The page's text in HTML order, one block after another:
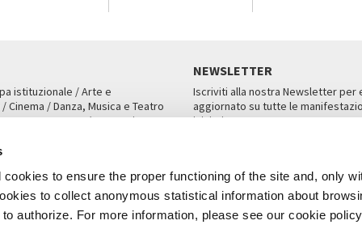
to ensure the proper functioning of the site and, only
to collect anonymous statistical information about
authorize. For more information, please see our cookie
istituzionale / Arte e
Cinema / Danza, Musica e Teatro
San Marco 1364/A, Venezia
NEWSLETTER
Iscriviti alla nostra Newsletter per
aggiornato su tutte le
iniziative.